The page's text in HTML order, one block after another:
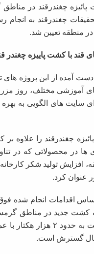
چغندرقند به
منطقه تعیین شد.
آمده از این پروژه های
آموزشی مختلف، روز
سایت های الگویی به
چغندرقند را علاوه
در محصولاتی که در
عنوان کرد.
اقدامات انجام شده
کشت جدید در مناطق
حال گسترش است.